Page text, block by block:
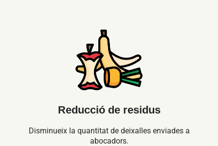
Reducció de residus
Disminueix la quantitat de deixalles enviades a
abocadors.